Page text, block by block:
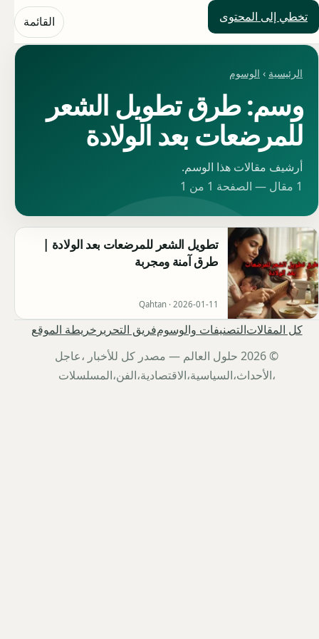
تخطي إلى المحتوى
حلول العالم القائمة
الرئيسية › الوسوم
وسم: طرق تطويل الشعر
للمرضعات بعد الولادة
أرشيف مقالات هذا الوسم.
1 مقال — الصفحة 1 من 1
تطويل الشعر للمرضعات بعد الولادة |
طرق آمنة ومجربة
Qahtan · 2026-01-11
كل المقالاتالتصنيفات والوسومفريق التحرير خريطة الموقع
© 2026 حلول العالم — مصدر كل للأخبار ،عاجل
،الأحداث،السياسية،الاقتصادية،الفن،المسلسلات